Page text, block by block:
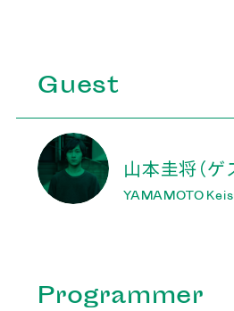
Guest
山本圭将（
YAMAMOTO
Programmer